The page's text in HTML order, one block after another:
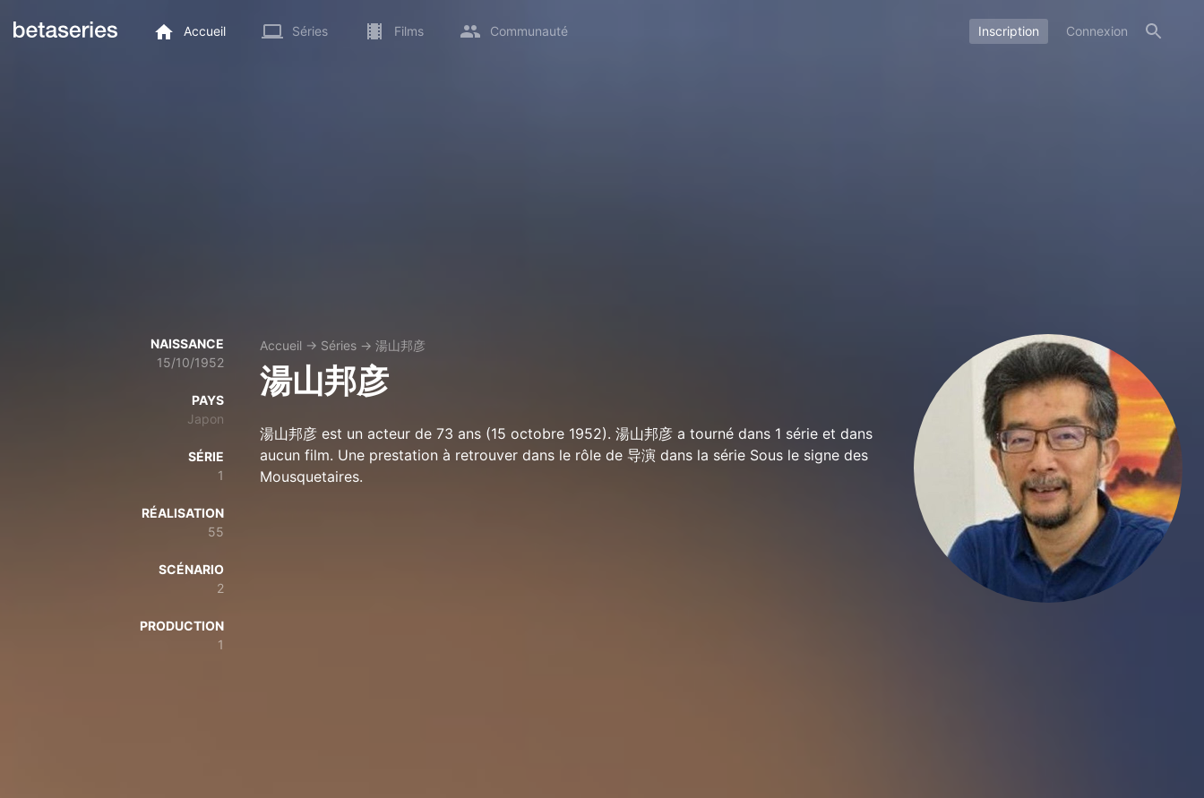
Accueil Séries Films Communauté Inscription Connexion
NAISSANCE
15/10/1952
PAYS
Japon
SÉRIE
1
RÉALISATION
55
SCÉNARIO
2
PRODUCTION
1
Accueil → Séries → 湯山邦彦
湯山邦彦
湯山邦彦 est un acteur de 73 ans (15 octobre 1952). 湯山邦彦 a tourné dans 1 série et dans
aucun film. Une prestation à retrouver dans le rôle de 导演 dans la série Sous le signe des
Mousquetaires.